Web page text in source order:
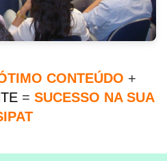
CONTEÚDO +
= SUCESSO NA SUA